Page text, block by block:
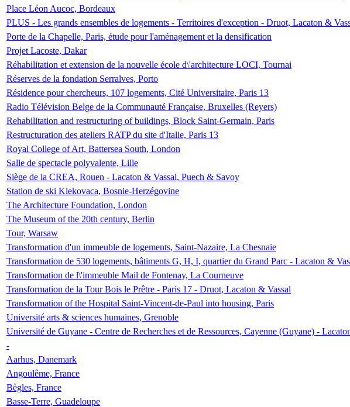
Place Léon Aucoc, Bordeaux
PLUS - Les grands ensembles de logements - Territoires d'exception - Druot, Lacaton &
Porte de la Chapelle, Paris, étude pour l'aménagement et la densification
Projet Lacoste, Dakar
Réhabilitation et extension de la nouvelle école d\'architecture LOCI, Tournai
Réserves de la fondation Serralves, Porto
Résidence pour chercheurs, 107 logements, Cité Universitaire, Paris 13
Radio Télévision Belge de la Communauté Française, Bruxelles (Reyers)
Rehabilitation and restructuring of buildings, Block Saint-Germain, Paris
Restructuration des ateliers RATP du site d'Italie, Paris 13
Royal College of Art, Battersea South, London
Salle de spectacle polyvalente, Lille
Siège de la CREA, Rouen - Lacaton & Vassal, Puech & Savoy
Station de ski Klekovaca, Bosnie-Herzégovine
The Architecture Foundation, London
The Museum of the 20th century, Berlin
Tour, Warsaw
Transformation d'un immeuble de logements, Saint-Nazaire, La Chesnaie
Transformation de 530 logements, bâtiments G, H, I, quartier du Grand Parc - Lacaton &
Transformation de l\'immeuble Mail de Fontenay, La Courneuve
Transformation de la Tour Bois le Prêtre - Paris 17 - Druot, Lacaton & Vassal
Transformation of the Hospital Saint-Vincent-de-Paul into housing, Paris
Université arts & sciences humaines, Grenoble
Université de Guyane - Centre de Recherches et de Ressources, Cayenne (Guyane) -
-
Aarhus, Danemark
Angoulême, France
Bègles, France
Basse-Terre, Guadeloupe